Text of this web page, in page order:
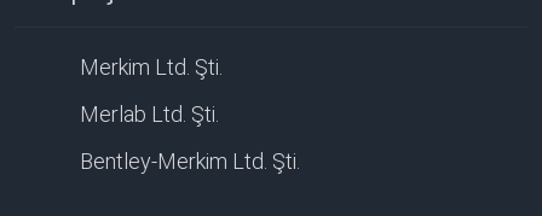
Merkim Ltd. Şti.
Merlab Ltd. Şti.
Bentley-Merkim Ltd. Şti.